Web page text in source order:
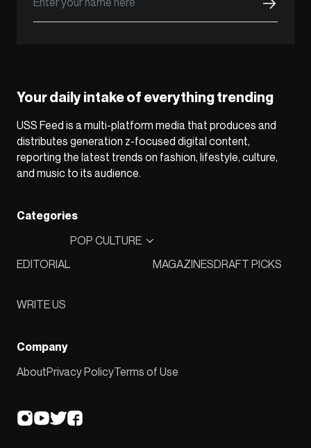
Your daily intake of everything trending
USS Feed is a multi-platform media that produces and
distributes generation z-focused digital content,
reporting the latest trends on fashion, lifestyle, culture,
and music to its audience.
Categories
EDITORIAL
POP CULTURE
MAGAZINESDRAFT PICKS
WRITE US
Company
AboutPrivacy PolicyTerms of Use